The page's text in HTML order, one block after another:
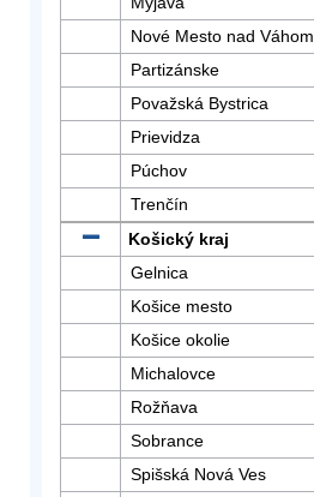
Nové Mesto nad Váhom
Partizánske
Považská Bystrica
Prievidza
Púchov
Trenčín
Košický kraj
Gelnica
Košice mesto
Košice okolie
Michalovce
Rožňava
Sobrance
Spišská Nová Ves